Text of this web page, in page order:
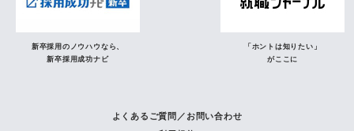
新卒採用のノウハウなら、
新卒採用成功ナビ
「ホントは知りたい」
がここに
よくあるご質問／お問い合わせ